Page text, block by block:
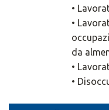
•
•
da
•
•